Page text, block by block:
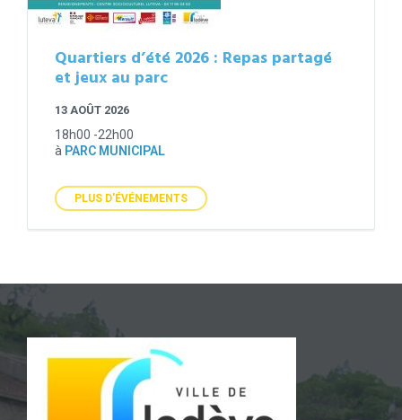
Quartiers d’été 2026 : Repas partagé
et jeux au parc
13 AOÛT 2026
18h00 -22h00
à PARC MUNICIPAL
PLUS D'ÉVÉNEMENTS